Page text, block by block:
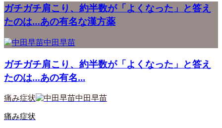
ガチガチ肩こり、約半数が「よくなった」と答え
たのは…あの有名な漢方薬
中田早苗
ガチガチ肩こり、約半数が「よくなった」と答え
たのは…あの有名...
痛み症状 中田早苗
痛み症状